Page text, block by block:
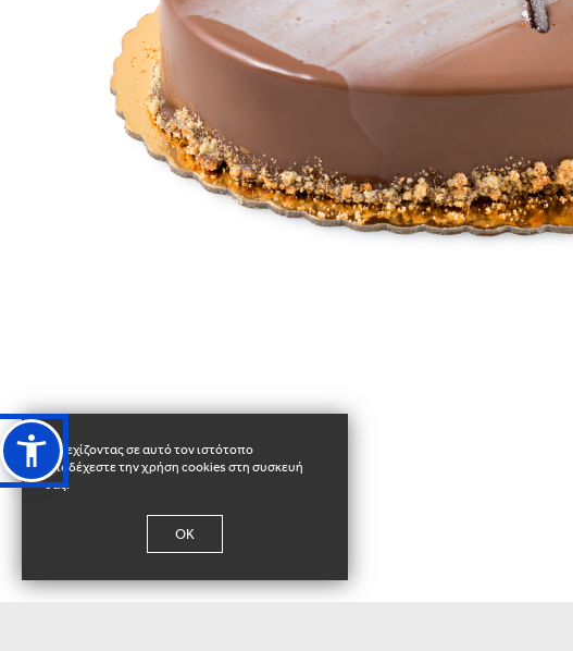
Συνεχίζοντας σε αυτό τον ιστότοπο
αποδέχεστε την χρήση cookies στη συσκευή
σας.
OK